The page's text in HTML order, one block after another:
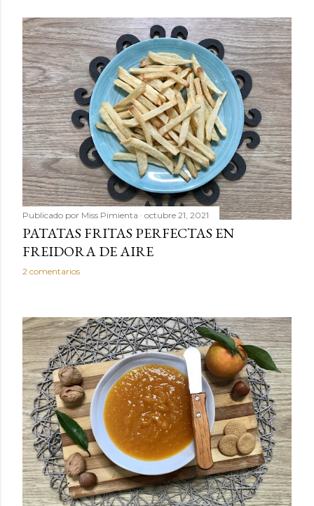
Publicado por Miss Pimienta octubre 21, 2021
PATATAS FRITAS PERFECTAS EN
FREIDORA DE AIRE
2 comentarios